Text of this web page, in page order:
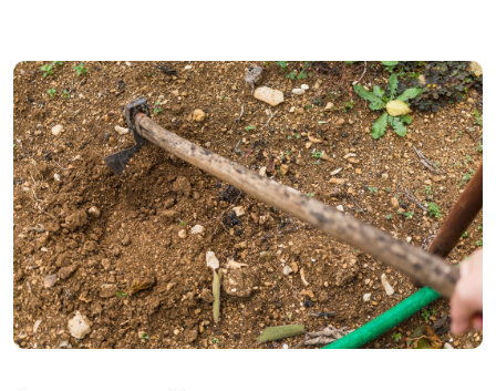
PT. Brantas Konsultan Indonesia